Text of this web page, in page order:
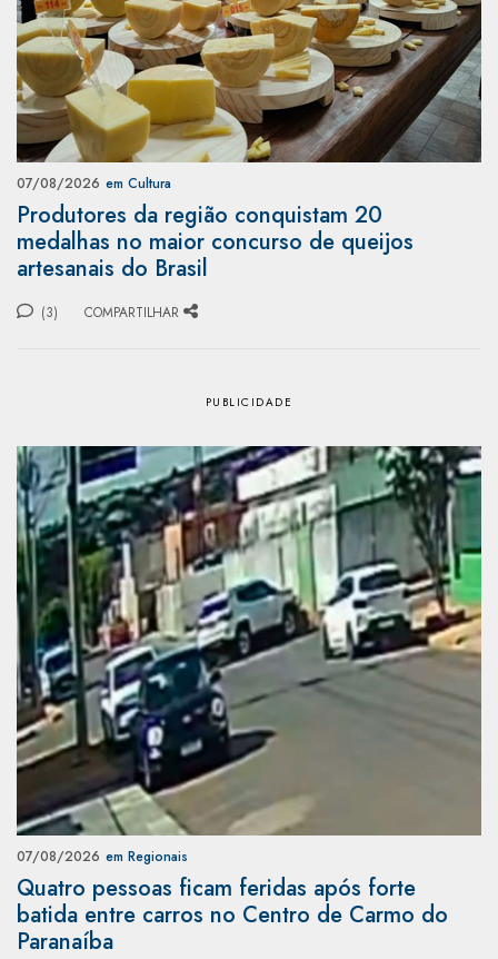
07/08/2026 em Cultura
Produtores da região conquistam 20
medalhas no maior concurso de queijos
artesanais do Brasil
(3) COMPARTILHAR
07/08/2026 em Regionais
Quatro pessoas ficam feridas após forte
batida entre carros no Centro de Carmo do
Paranaíba